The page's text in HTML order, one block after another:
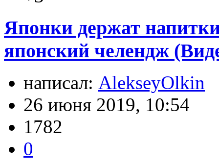
Японки держат
японский челендж
написал: AlekseyOlkin
26 июня 2019, 10:54
1782
0